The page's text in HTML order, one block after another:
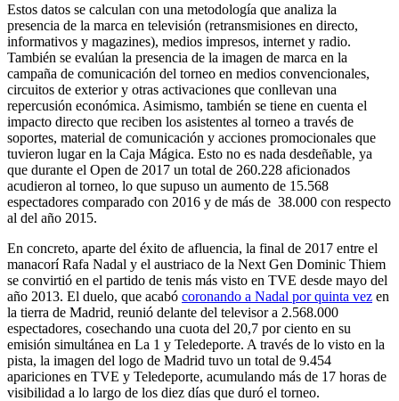
Estos datos se calculan con una metodología que analiza la
presencia de la marca en televisión (retransmisiones en directo,
informativos y magazines), medios impresos, internet y radio.
También se evalúan la presencia de la imagen de marca en la
campaña de comunicación del torneo en medios convencionales,
circuitos de exterior y otras activaciones que conllevan una
repercusión económica. Asimismo, también se tiene en cuenta el
impacto directo que reciben los asistentes al torneo a través de
soportes, material de comunicación y acciones promocionales que
tuvieron lugar en la Caja Mágica. Esto no es nada desdeñable, ya
que durante el Open de 2017 un total de 260.228 aficionados
acudieron al torneo, lo que supuso un aumento de 15.568
espectadores comparado con 2016 y de más de 38.000 con respecto
al del año 2015.
En concreto, aparte del éxito de afluencia, la final de 2017 entre el
manacorí Rafa Nadal y el austriaco de la Next Gen Dominic Thiem
se convirtió en el partido de tenis más visto en TVE desde mayo del
año 2013. El duelo, que acabó coronando a Nadal por quinta vez en
la tierra de Madrid, reunió delante del televisor a 2.568.000
espectadores, cosechando una cuota del 20,7 por ciento en su
emisión simultánea en La 1 y Teledeporte. A través de lo visto en la
pista, la imagen del logo de Madrid tuvo un total de 9.454
apariciones en TVE y Teledeporte, acumulando más de 17 horas de
visibilidad a lo largo de los diez días que duró el torneo.